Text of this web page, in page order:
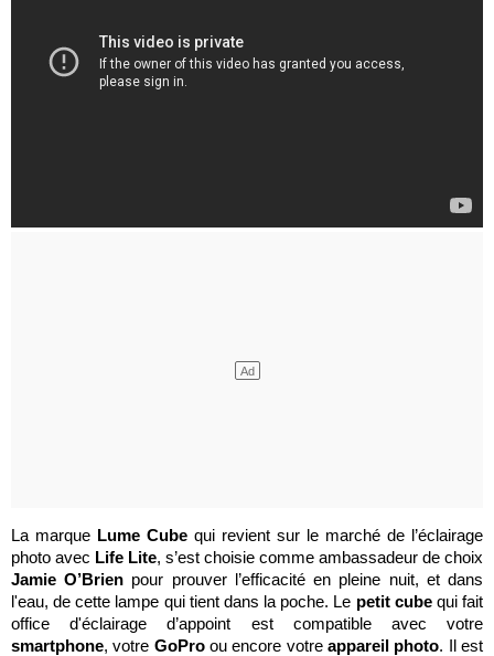
La marque Lume Cube qui revient sur le marché de l’éclairage
photo avec Life Lite, s’est choisie comme ambassadeur de choix
Jamie O’Brien pour prouver l’efficacité en pleine nuit, et dans
l'eau, de cette lampe qui tient dans la poche. Le petit cubequi fait
office d'éclairage d’appoint est compatible avec votre
smartphone, votre GoProou encore votreappareil photo. Il est